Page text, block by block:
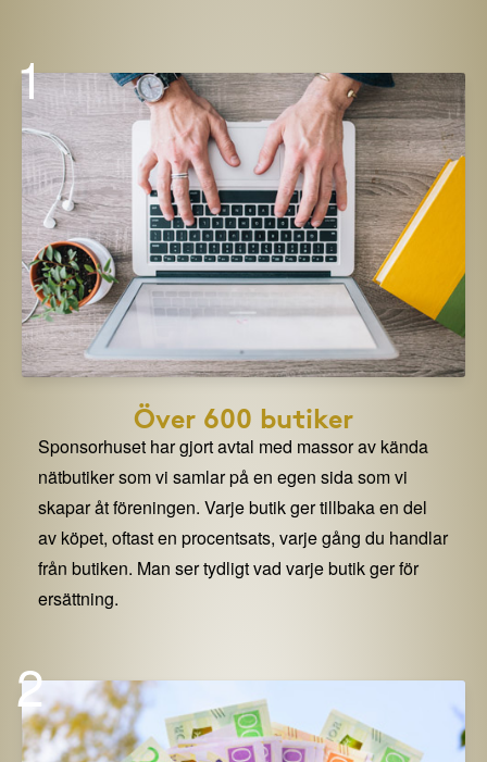
1
Över 600 butiker
Sponsorhuset har gjort avtal med massor av kända
nätbutiker som vi samlar på en egen sida som vi
skapar åt föreningen. Varje butik ger tillbaka en del
av köpet, oftast en procentsats, varje gång du handlar
från butiken. Man ser tydligt vad varje butik ger för
ersättning.
2